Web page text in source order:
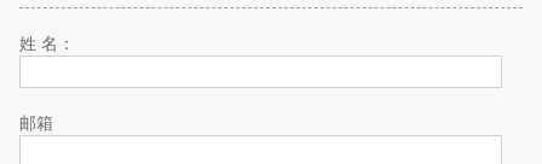
姓 名：
邮箱